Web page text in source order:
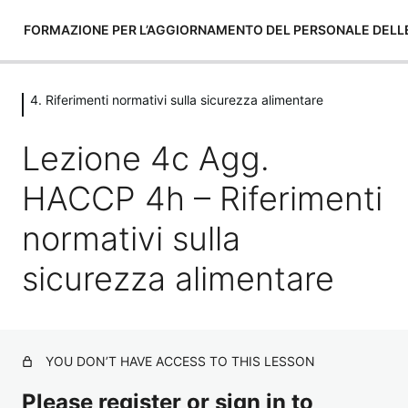
FORMAZIONE PER L’AGGIORNAMENTO DEL PERSONALE
1. Introduzione al corso agg. 4h
2. Termini e definizioni
2 lessons, 2 quizzes
3. Sicurezza alimentare
1 lesson, 1 quiz
4. Riferimenti normativi sulla
sicurezza alimentare
sulla sicurezza alimentare
4. Riferimenti normativi sulla sicurezza alimentare
Lezione 4c Agg.
HACCP 4h – Riferimenti
normativi sulla
sicurezza alimentare
YOU DON’T HAVE ACCESS TO THIS LESSON
Please register or sign in to